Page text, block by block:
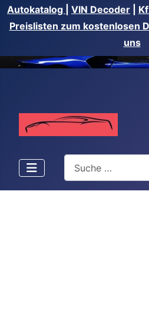
Autokatalog VIN Decoder
Preislisten zum kostenlosen
uns